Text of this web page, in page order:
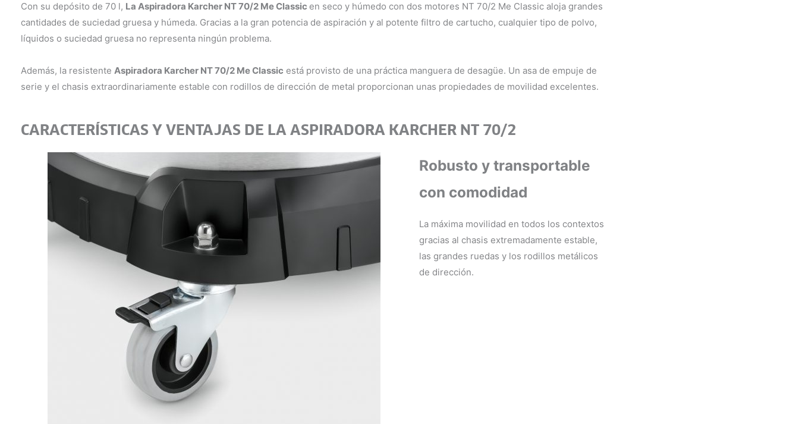
Con su depósito de 70 l, La Aspiradora Karcher NT 70/2 Me Classic en seco y húmedo con dos motores NT 70/2 Me Classic aloja grandes
cantidades de suciedad gruesa y húmeda. Gracias a la gran potencia de aspiración y al potente filtro de cartucho, cualquier tipo de polvo,
líquidos o suciedad gruesa no representa ningún problema.
Además, la resistente Aspiradora Karcher NT 70/2 Me Classic está provisto de una práctica manguera de desagüe. Un asa de empuje de
serie y el chasis extraordinariamente estable con rodillos de dirección de metal proporcionan unas propiedades de movilidad excelentes.
CARACTERÍSTICAS Y VENTAJAS DE LA ASPIRADORA KARCHER NT 70/2
Robusto y transportable
con comodidad
La máxima movilidad en todos los contextos
gracias al chasis extremadamente estable,
las grandes ruedas y los rodillos metálicos
de dirección.